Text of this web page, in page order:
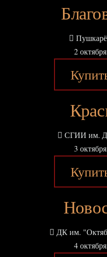
2
СГИИ им. Д.
3
ДК им.
4